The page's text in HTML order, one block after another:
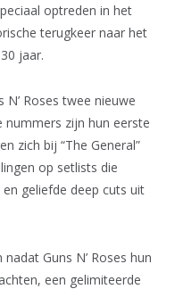
optreden in het
terugkeer naar het
jaar.
Roses twee nieuwe
nummers zijn hun eerste
zich bij “The General”
op setlists die
geliefde deep cuts uit
Guns N’ Roses hun
een gelimiteerde